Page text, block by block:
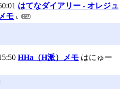
はてなダイアリー - オレジュ
モ
HHa（H派）メモ はにゅー